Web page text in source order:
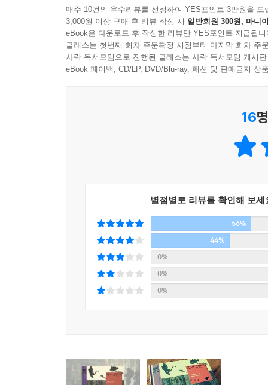
매주 10건의 우수리뷰를 선정하여 YES포인트 3만원을 드
3,000원 이상 구매 후 리뷰 작성 시 일반회원 300원, 마니
eBook은 다운로드 후 작성한 리뷰만 YES포인트 지급됩니
클래스는 첫번째 회차 주문확정 시점부터 마지막 회차 주
사락 독서모임으로 진행된 클래스는 사락 독서모임 게시
eBook 페이백, CD/LP, DVD/Blu-ray, 패션 및 판매금지 상
16
별점별로 리뷰를 확인해 보세
56%
44%
0%
0%
0%